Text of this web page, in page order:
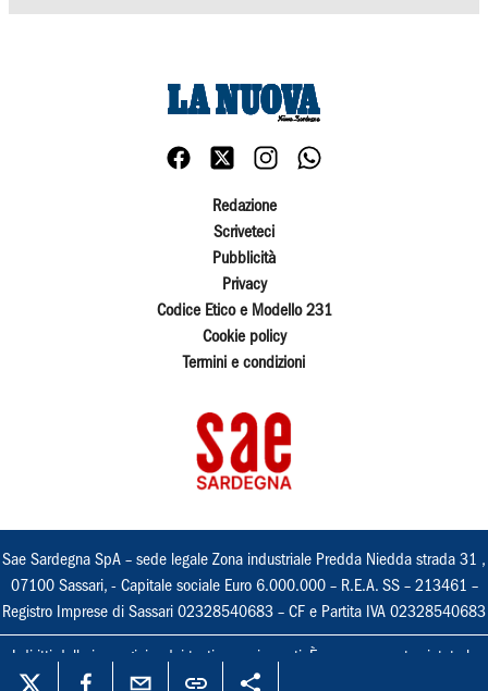
Redazione
Scriveteci
Pubblicità
Privacy
Codice Etico e Modello 231
Cookie policy
Termini e condizioni
Sae Sardegna SpA – sede legale Zona industriale Predda Niedda strada 31 ,
07100 Sassari, - Capitale sociale Euro 6.000.000 – R.E.A. SS – 213461 –
Registro Imprese di Sassari 02328540683 – CF e Partita IVA 02328540683
I diritti delle immagini e dei testi sono riservati. È espressamente vietata la
loro riproduzione con qualsiasi mezzo e l'adattamento totale o parziale.